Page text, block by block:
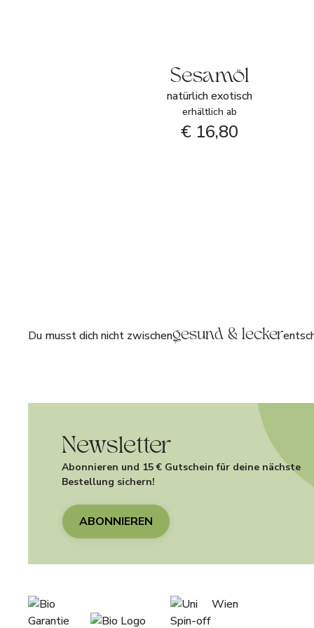
Sesamöl
natürlich exotisch
erhältlich ab
€ 16,80
Du musst dich nicht zwischengesund & lecker
Newsletter
Abonnieren und 15 € Gutschein für deine nächste
Bestellung sichern!
ABONNIEREN